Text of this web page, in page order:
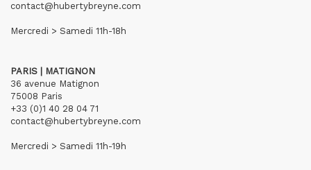
contact@hubertybreyne.com
Mercredi > Samedi 11h-18h
PARIS | MATIGNON
36 avenue Matignon
75008 Paris
+33 (0)1 40 28 04 71
contact@hubertybreyne.com
Mercredi > Samedi 11h-19h